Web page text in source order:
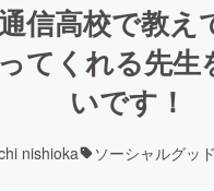
信高校で教え
てくれる先生
いです！
nishioka ソーシャルグッド